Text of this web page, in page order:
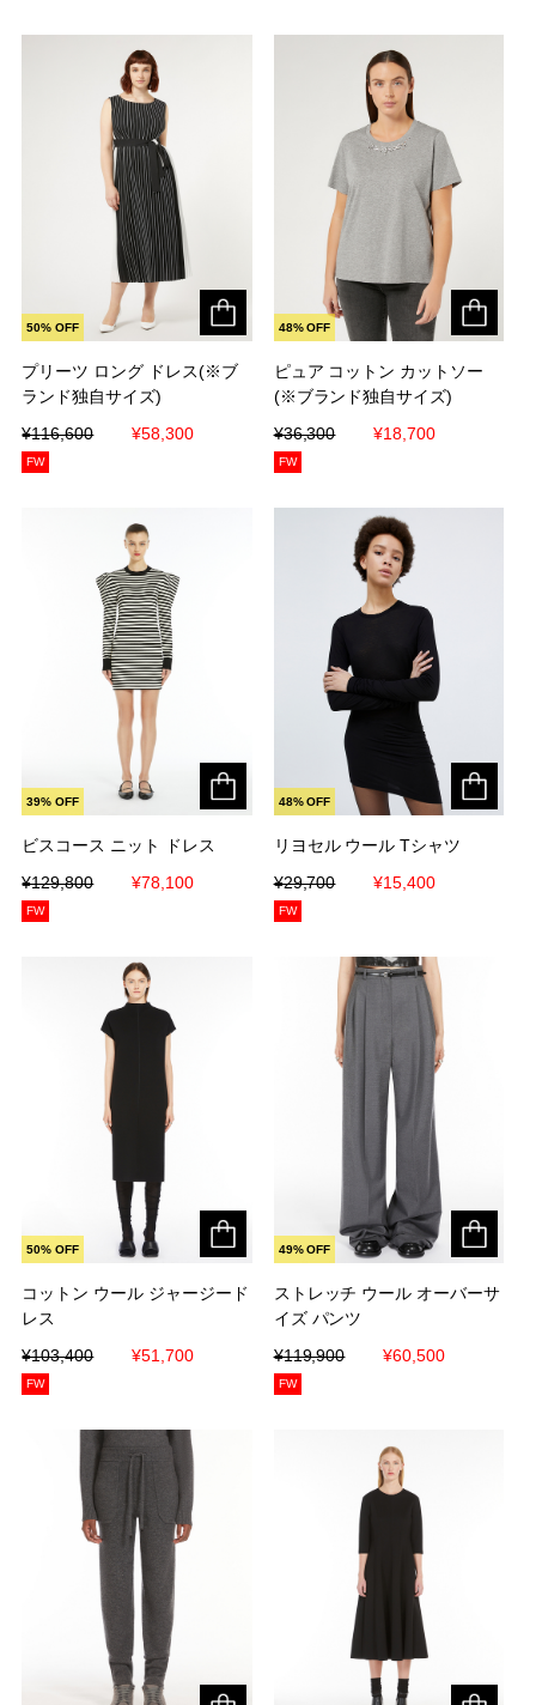
プリーツ ロング ドレス(※ブ
ランド独自サイズ)
¥116,600
¥58,300
50% OFF
プリーツ ロング ドレス(※ブ
ランド独自サイズ)
¥116,600
¥58,300
FW
ピュア コットン カットソー
(※ブランド独自サイズ)
¥36,300
¥18,700
48% OFF
ピュア コットン カットソー
(※ブランド独自サイズ)
¥36,300
¥18,700
FW
ビスコース ニット ドレス
¥129,800
¥78,100
39% OFF
ビスコース ニット ドレス
¥129,800
¥78,100
FW
リヨセル ウール Tシャツ
¥29,700
¥15,400
48% OFF
リヨセル ウール Tシャツ
¥29,700
¥15,400
FW
コットン ウール ジャージード
レス
¥103,400
¥51,700
50% OFF
コットン ウール ジャージード
レス
¥103,400
¥51,700
FW
ストレッチ ウール オーバーサ
イズ パンツ
¥119,900
¥60,500
49% OFF
ストレッチ ウール オーバーサ
イズ パンツ
¥119,900
¥60,500
FW